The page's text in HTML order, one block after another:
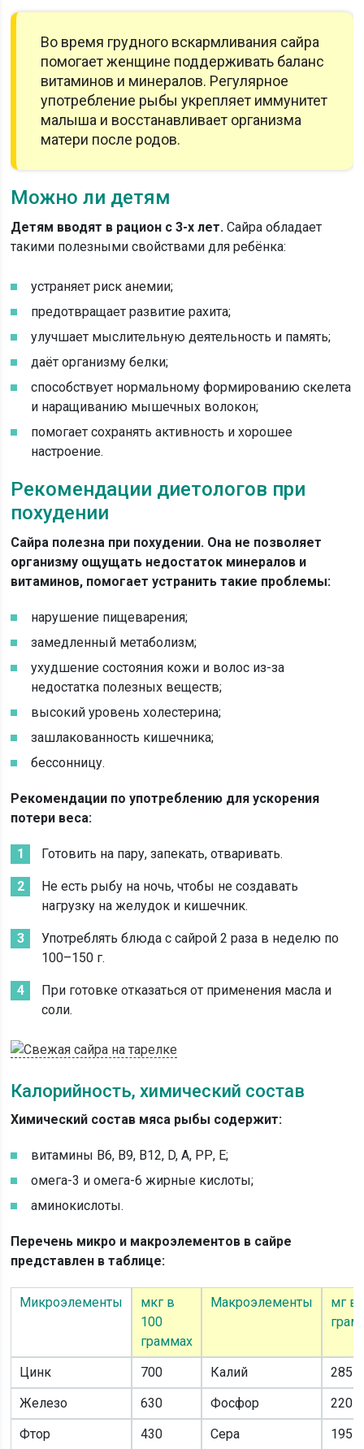
Во время грудного вскармливания сайра
помогает женщине поддерживать баланс
витаминов и минералов. Регулярное
употребление рыбы укрепляет иммунитет
малыша и восстанавливает организма
матери после родов.
Можно ли детям
Детям вводят в рацион с 3-х лет. Сайра обладает
такими полезными свойствами для ребёнка:
устраняет риск анемии;
предотвращает развитие рахита;
улучшает мыслительную деятельность и память;
даёт организму белки;
способствует нормальному формированию скелета
и наращиванию мышечных волокон;
помогает сохранять активность и хорошее
настроение.
Рекомендации диетологов при
похудении
Сайра полезна при похудении. Она не позволяет
организму ощущать недостаток минералов и
витаминов, помогает устранить такие проблемы:
нарушение пищеварения;
замедленный метаболизм;
ухудшение состояния кожи и волос из-за
недостатка полезных веществ;
высокий уровень холестерина;
зашлакованность кишечника;
бессонницу.
Рекомендации по употреблению для ускорения
потери веса:
Готовить на пару, запекать, отваривать.
Не есть рыбу на ночь, чтобы не создавать
нагрузку на желудок и кишечник.
Употреблять блюда с сайрой 2 раза в неделю по
100–150 г.
При готовке отказаться от применения масла и
соли.
Калорийность, химический состав
Химический состав мяса рыбы содержит:
витамины В6, В9, В12, D, А, РР, Е;
омега-3 и омега-6 жирные кислоты;
аминокислоты.
Перечень микро и макроэлементов в сайре
представлен в таблице:
Микроэлементы
мкг в
100
граммах
Макроэлементы
мг в
Цинк 700 Калий
285
Железо
630 Фосфор
220
Фтор
430 Сера
195